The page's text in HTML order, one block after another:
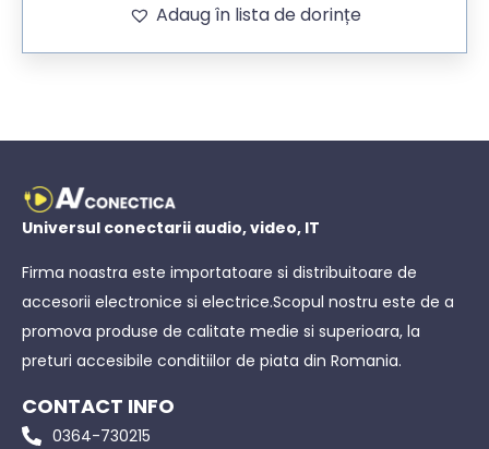
Adaug în lista de dorințe
Universul conectarii audio, video, IT
Firma noastra este importatoare si distribuitoare de
accesorii electronice si electrice.Scopul nostru este de a
promova produse de calitate medie si superioara, la
preturi accesibile conditiilor de piata din Romania.
CONTACT INFO
0364-730215